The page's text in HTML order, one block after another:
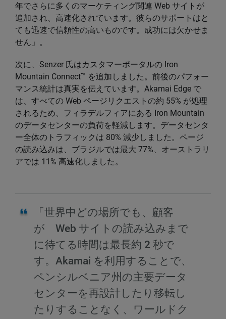
年でさらに多くのマーケティング関連 Web サイトが
追加され、高速化されています。彼らのサポートはと
ても迅速で信頼性の高いものです。成功には欠かせま
せん」。
次に、Senzer 氏はカスタマーポータルの Iron
Mountain Connect™ を追加しました。前後のパフォー
マンス統計は真実を伝えています。Akamai Edge で
は、すべての Web ページリクエストの約 55% が処理
されるため、フィラデルフィアにある Iron Mountain
のデータセンターの負荷を軽減します。データセンタ
ー全体のトラフィックは 80% 減少しました。ページ
の読み込みは、ブラジルでは最大 77%、オーストラリ
アでは 11% 高速化しました。
「世界中どの場所でも、顧客
が Web サイトの読み込みまで
に待てる時間は最長約 2 秒で
す。Akamai を利用することで、
ペンシルベニア州の主要データ
センターを再設計したり移転し
たりすることなく、ワールドク